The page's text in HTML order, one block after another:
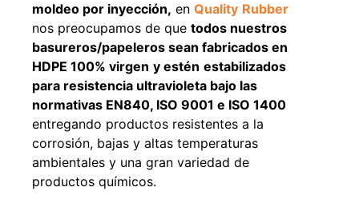
moldeo por inyección, en Quality Rubber
nos preocupamos de que todos nuestros
basureros/papeleros sean fabricados en
HDPE 100% virgen y estén estabilizados
para resistencia ultravioleta bajo las
normativas EN840, ISO 9001 e ISO 1400
entregando productos resistentes a la
corrosión, bajas y altas temperaturas
ambientales y una gran variedad de
productos químicos.
49%
Pasto sintético ornamental
Importado USA: Summer
densidad 35mm Rollo
Empaquetadura 1/4" 6.4mm